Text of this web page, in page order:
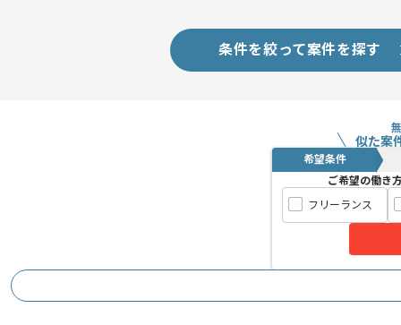
より良いものを全員で生み出していこ
メンバーと一緒に考えながら提案もで
条件を絞って案件を探す
似た案
希望条件
ご希望の働き
フリーランス